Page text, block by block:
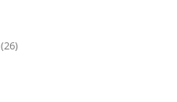
(26)